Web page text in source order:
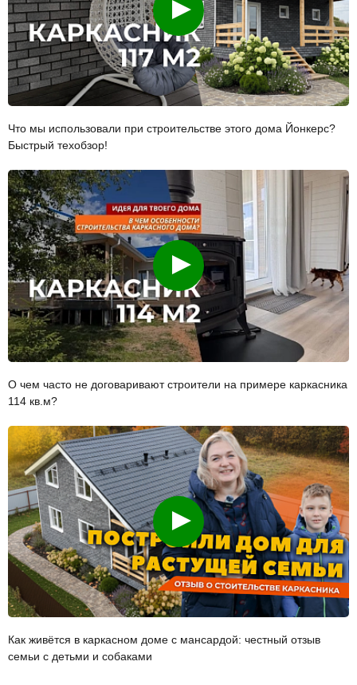
Что мы использовали при строительстве этого дома Йонкерс?
Быстрый техобзор!
Смотреть
О чем часто не договаривают строители на примере каркасника
114 кв.м?
Смотреть
Как живётся в каркасном доме с мансардой: честный отзыв
семьи с детьми и собаками